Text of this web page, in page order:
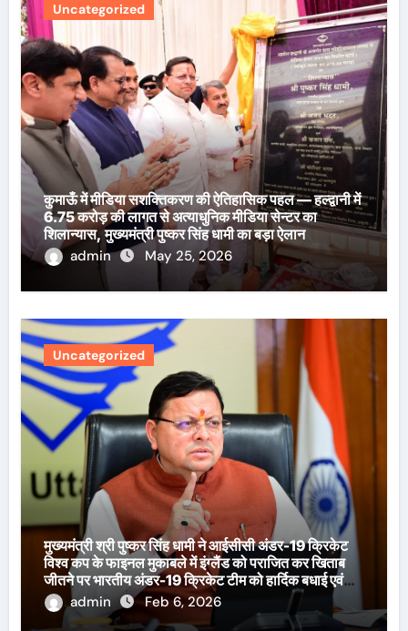
Uncategorized
कुमाऊँ में मीडिया सशक्तिकरण की ऐतिहासिक पहल — हल्द्वानी में
6.75 करोड़ की लागत से अत्याधुनिक मीडिया सेन्टर का
शिलान्यास, मुख्यमंत्री पुष्कर सिंह धामी का बड़ा ऐलान
admin
May 25, 2026
Uncategorized
मुख्यमंत्री श्री पुष्कर सिंह धामी ने आईसीसी अंडर-19 क्रिकेट
विश्व कप के फाइनल मुकाबले में इंग्लैंड को पराजित कर खिताब
जीतने पर भारतीय अंडर-19 क्रिकेट टीम को हार्दिक बधाई एवं
शुभकामनाएँ दी हैं।
admin Feb 6, 2026